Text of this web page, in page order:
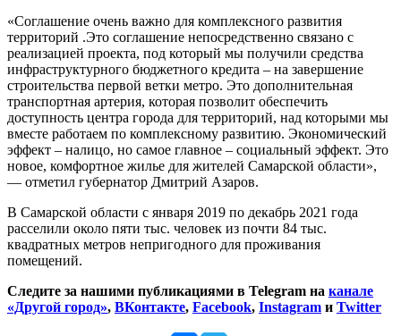
«Соглашение очень важно для комплексного развития
территорий .Это соглашение непосредственно связано с
реализацией проекта, под который мы получили средства
инфраструктурного бюджетного кредита – на завершение
строительства первой ветки метро. Это дополнительная
транспортная артерия, которая позволит обеспечить
доступность центра города для территорий, над которыми мы
вместе работаем по комплексному развитию. Экономический
эффект – налицо, но самое главное – социальный эффект. Это
новое, комфортное жилье для жителей Самарской области»,
— отметил губернатор Дмитрий Азаров.
В Самарской области с января 2019 по декабрь 2021 года
расселили около пяти тыс. человек из почти 84 тыс.
квадратных метров непригодного для проживания
помещений.
Следите за нашими публикациями в Telegram на канале
«Другой город», ВКонтакте, Facebook, Instagram и Twitter